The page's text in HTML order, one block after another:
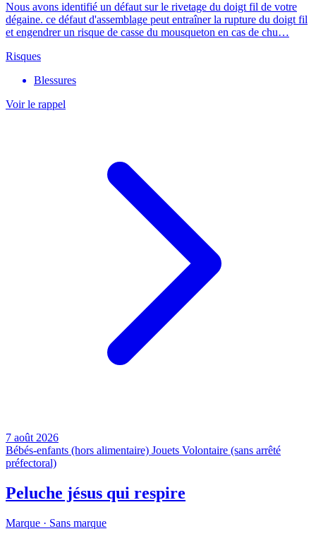
Nous avons identifié un défaut sur le rivetage du doigt fil de votre
dégaine. ce défaut d'assemblage peut entraîner la rupture du doigt fil
et engendrer un risque de casse du mousqueton en cas de chu…
Risques
Blessures
Voir le rappel
7 août 2026
Bébés-enfants (hors alimentaire) Jouets Volontaire (sans arrêté
préfectoral)
Peluche jésus qui respire
Marque · Sans marque